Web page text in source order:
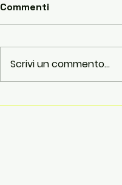
Commenti
Scrivi un commento...